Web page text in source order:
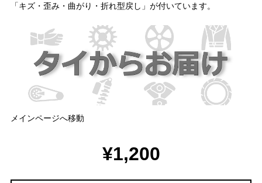
「キズ・歪み・曲がり・折れ型戻し」が付いています。
メインページへ移動
¥1,200